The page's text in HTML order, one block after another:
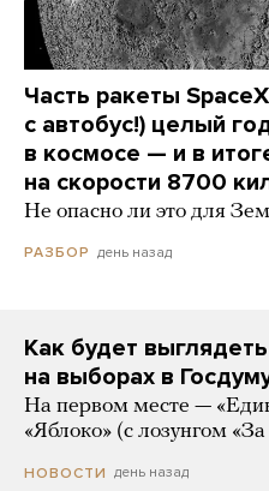
Часть ракеты
с автобус!) целый
в космосе — и в
на скорости 8700
Не опасно ли это для
РАЗБОР день назад
Как будет
на выборах в
На первом месте —
«Яблоко» (с лозунгом
НОВОСТИ день назад